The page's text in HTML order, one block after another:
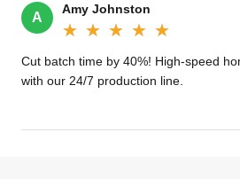
A
Amy Johnston
★★★★★
★★★★★
Cut batch time by 40%! High-speed
with our 24/7 production line.